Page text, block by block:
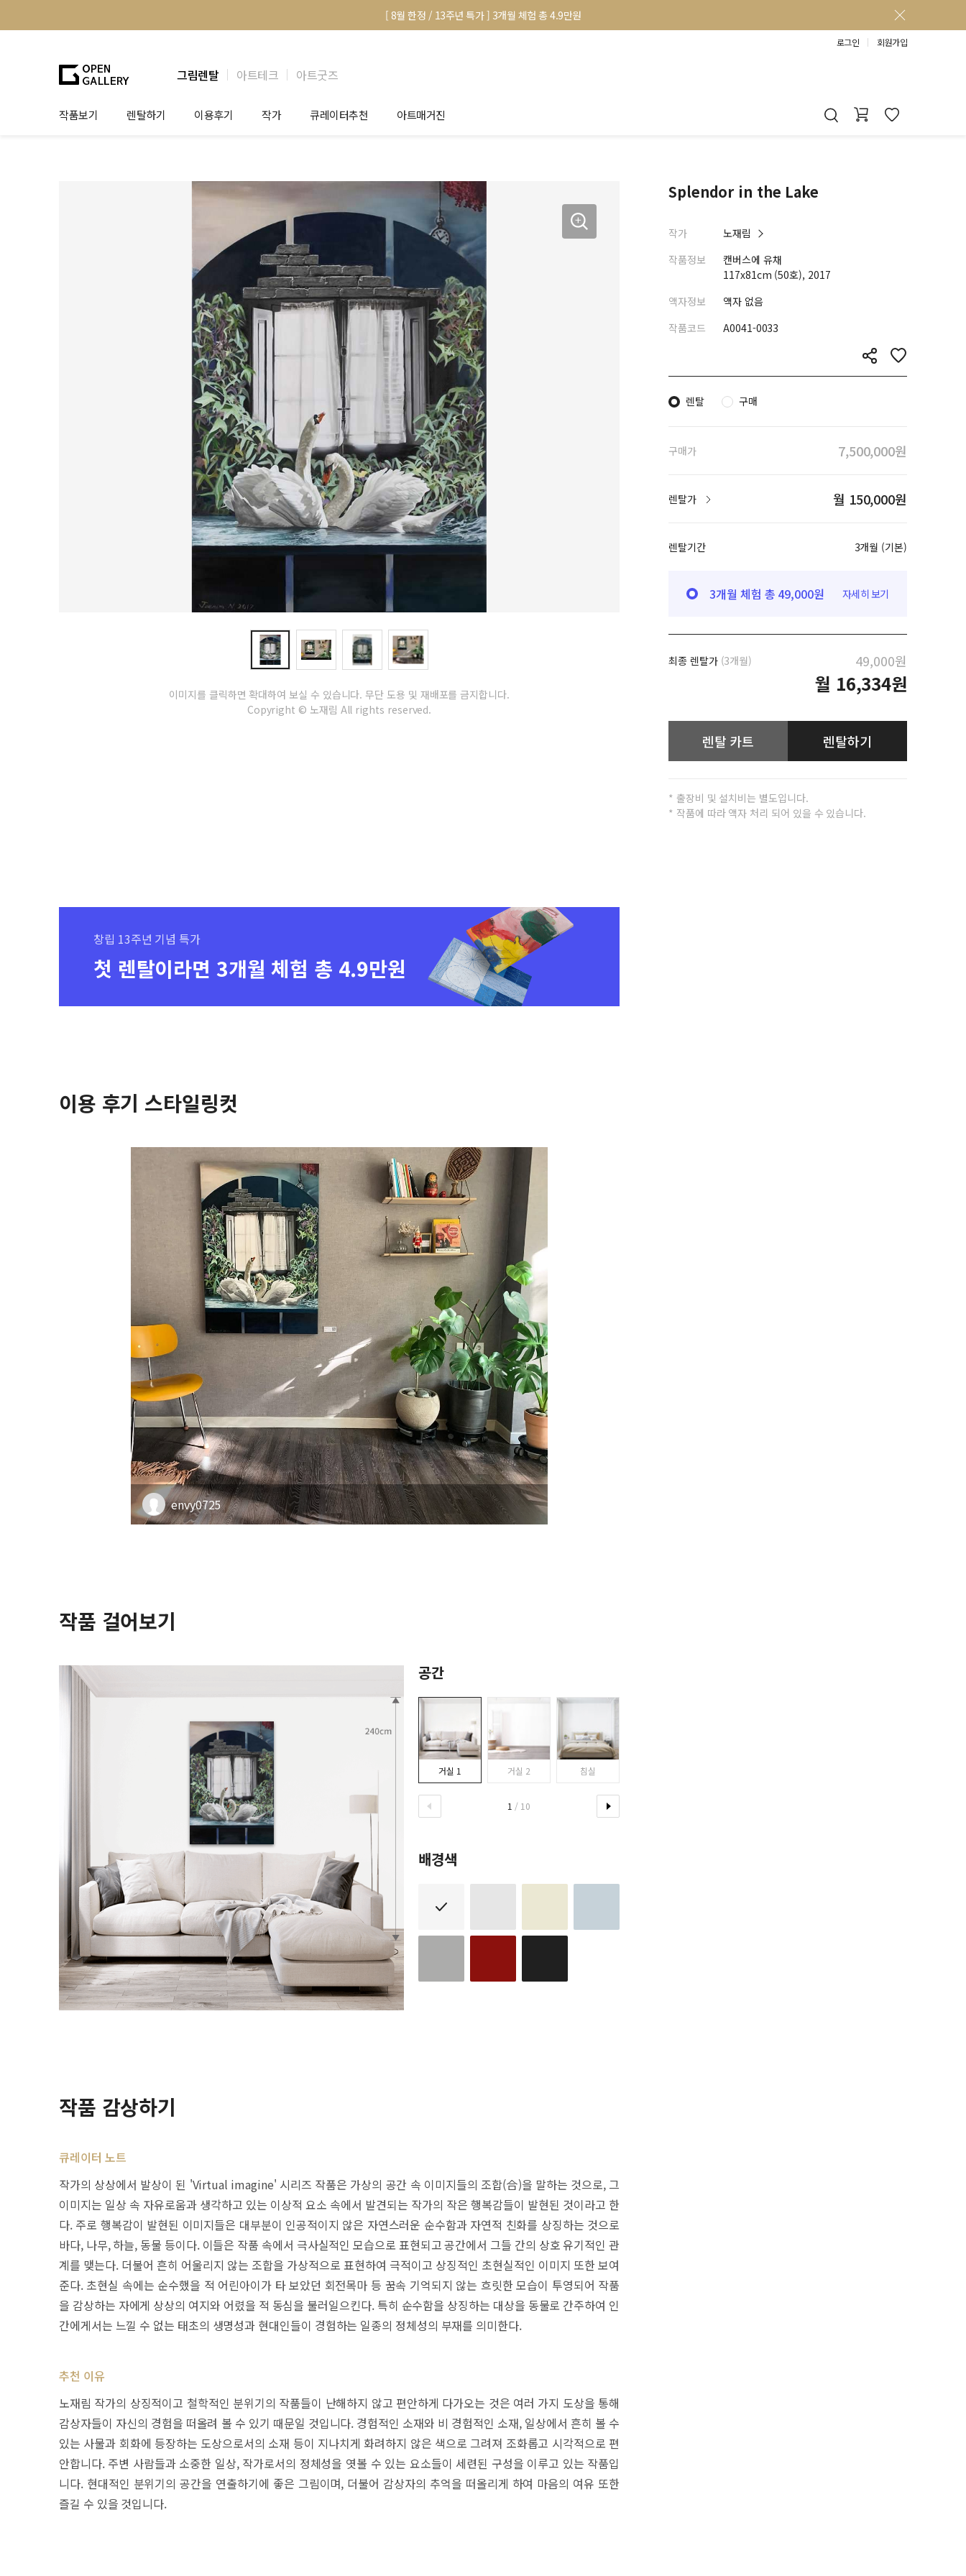
[ 8월 한정 / 13주년 특가 ] 3개월 체험 총 4.9만원
로그인 회원가입
그림렌탈 아트테크 아트굿즈
작품보기 렌탈하기 이용후기
법인 고객
작가
작가공모
큐레이터추천
작품선택 Tip
그림인테리어 Tip
아트매거진
미술 이야기
아트 딕셔너리
이미지를 클릭하면 확대하여 보실 수 있습니다. 무단 도용 및 재배포를 금지합니다.
Copyright © 노재림 All rights reserved.
Splendor in the Lake
작가
노재림
작품정보
캔버스에 유채
117x81cm (50호), 2017
액자정보
액자 없음
작품코드
A0041-0033
렌탈 구매
구매가 7,500,000원
렌탈가 월 150,000원
렌탈기간 3개월 (기본)
3개월 체험 총 49,000원 자세히 보기
최종 렌탈가(3개월) 49,000원
월 16,334원
렌탈 카트 렌탈하기
* 출장비 및 설치비는 별도입니다.
* 작품에 따라 액자 처리 되어 있을 수 있습니다.
창립 13주년 기념 특가
첫 렌탈이라면 3개월 체험 총 4.9만원
이용 후기 스타일링컷
envy0725
작품 걸어보기
공간
거실 1 거실 2 침실
1 / 10
배경색
작품 감상하기
큐레이터 노트
작가의 상상에서 발상이 된 'Virtual imagine' 시리즈 작품은 가상의 공간 속 이미지들의 조합(合)을 말하는 것으로, 그
이미지는 일상 속 자유로움과 생각하고 있는 이상적 요소 속에서 발견되는 작가의 작은 행복감들이 발현된 것이라고 한
다. 주로 행복감이 발현된 이미지들은 대부분이 인공적이지 않은 자연스러운 순수함과 자연적 친화를 상징하는 것으로
바다, 나무, 하늘, 동물 등이다. 이들은 작품 속에서 극사실적인 모습으로 표현되고 공간에서 그들 간의 상호 유기적인 관
계를 맺는다. 더불어 흔히 어울리지 않는 조합을 가상적으로 표현하여 극적이고 상징적인 초현실적인 이미지 또한 보여
준다. 초현실 속에는 순수했을 적 어린아이가 타 보았던 회전목마 등 꿈속 기억되지 않는 흐릿한 모습이 투영되어 작품
을 감상하는 자에게 상상의 여지와 어렸을 적 동심을 불러일으킨다. 특히 순수함을 상징하는 대상을 동물로 간주하여 인
간에게서는 느낄 수 없는 태초의 생명성과 현대인들이 경험하는 일종의 정체성의 부재를 의미한다.
추천 이유
노재림 작가의 상징적이고 철학적인 분위기의 작품들이 난해하지 않고 편안하게 다가오는 것은 여러 가지 도상을 통해
감상자들이 자신의 경험을 떠올려 볼 수 있기 때문일 것입니다. 경험적인 소재와 비 경험적인 소재, 일상에서 흔히 볼 수
있는 사물과 회화에 등장하는 도상으로서의 소재 등이 지나치게 화려하지 않은 색으로 그려져 조화롭고 시각적으로 편
안합니다. 주변 사람들과 소중한 일상, 작가로서의 정체성을 엿볼 수 있는 요소들이 세련된 구성을 이루고 있는 작품입
니다. 현대적인 분위기의 공간을 연출하기에 좋은 그림이며, 더불어 감상자의 추억을 떠올리게 하여 마음의 여유 또한
즐길 수 있을 것입니다.